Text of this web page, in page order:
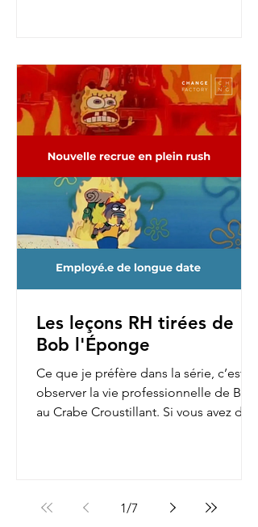
Les leçons RH tirées de
Bob l'Éponge
Ce que je préfère dans la série, c’est
observer la vie professionnelle de Bob
au Crabe Croustillant. Si vous avez déjà
1/7